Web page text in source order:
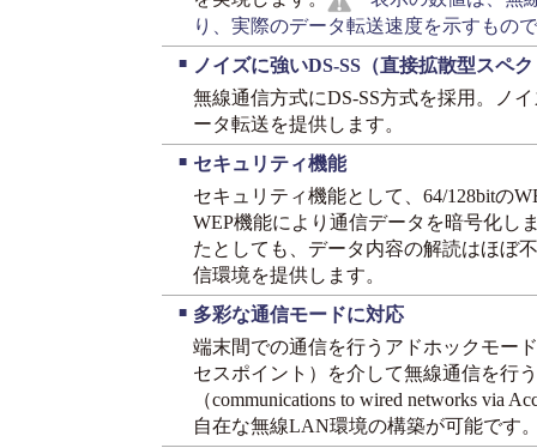
り、実際のデータ転送速度を示すもの
■ ノイズに強いDS-SS（直接拡散型スペ
無線通信方式にDS-SS方式を採用。ノ
ータ転送を提供します。
■ セキュリティ機能
セキュリティ機能として、64/128bitの
WEP機能により通信データを暗号化し
たとしても、データ内容の解読はほぼ
信環境を提供します。
■ 多彩な通信モードに対応
端末間での通信を行うアドホックモー
セスポイント）を介して無線通信を行
（communications to wired networks via
自在な無線LAN環境の構築が可能です